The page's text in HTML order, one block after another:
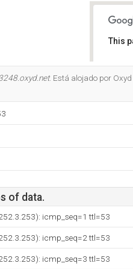
This
. Está alojado por
of data.
icmp_seq=1 ttl=53
icmp_seq=2 ttl=53
icmp_seq=3 ttl=53